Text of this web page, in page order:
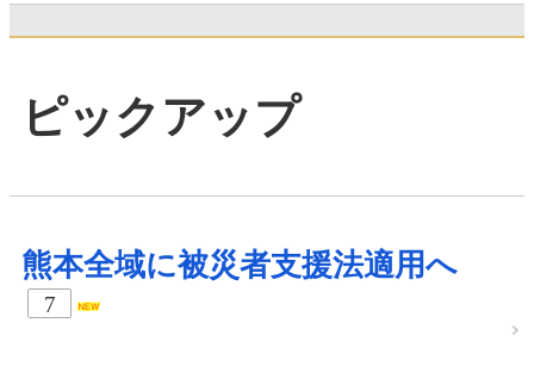
ピックアップ
熊本全域に被災者支援法適用へ
7